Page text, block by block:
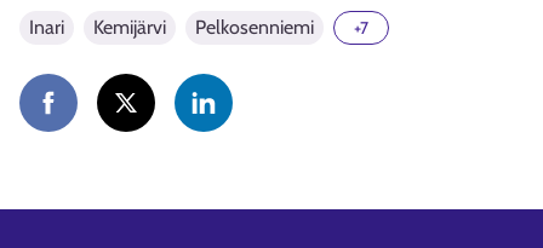
Inari Kemijärvi Pelkosenniemi +7